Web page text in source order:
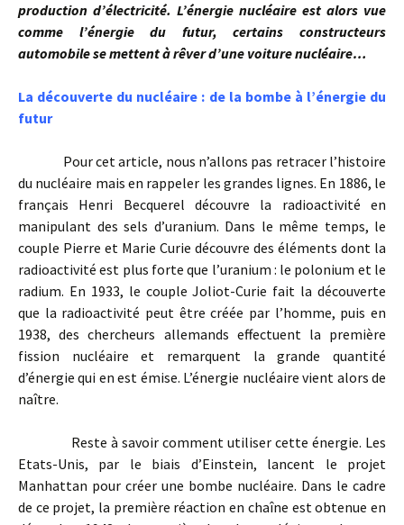
production d’électricité. L’énergie nucléaire est alors vue
comme l’énergie du futur, certains constructeurs
automobile se mettent à rêver d’une voiture nucléaire…
La découverte du nucléaire : de la bombe à l’énergie du
futur
Pour cet article, nous n’allons pas retracer l’histoire
du nucléaire mais en rappeler les grandes lignes. En 1886, le
français Henri Becquerel découvre la radioactivité en
manipulant des sels d’uranium. Dans le même temps, le
couple Pierre et Marie Curie découvre des éléments dont la
radioactivité est plus forte que l’uranium : le polonium et le
radium. En 1933, le couple Joliot-Curie fait la découverte
que la radioactivité peut être créée par l’homme, puis en
1938, des chercheurs allemands effectuent la première
fission nucléaire et remarquent la grande quantité
d’énergie qui en est émise. L’énergie nucléaire vient alors de
naître.
Reste à savoir comment utiliser cette énergie. Les
Etats-Unis, par le biais d’Einstein, lancent le projet
Manhattan pour créer une bombe nucléaire. Dans le cadre
de ce projet, la première réaction en chaîne est obtenue en